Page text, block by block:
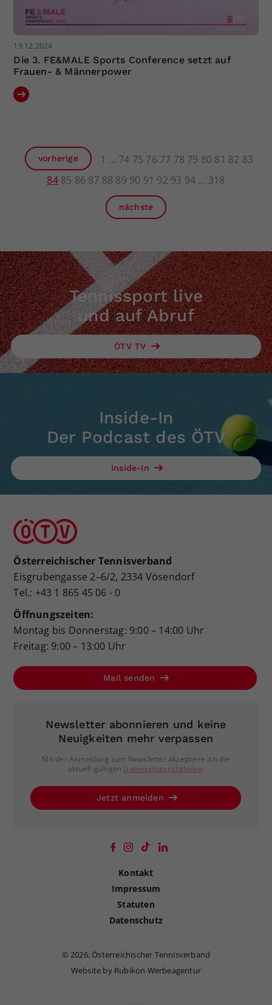
19.12.2024
Die 3. FE&MALE Sports Conference setzt auf
Frauen- & Männerpower
vorherige 1 74 75 76 77 78 79 80 81 82 83
84 85 86 87 88 89 90 91 92 93 94 318
nächste
Tennissport live
und auf Abruf
ÖTV TV
Inside-In
Der Podcast des ÖTV
Inside-In
Österreichischer Tennisverband
Eisgrubengasse 2–6/2, 2334 Vösendorf
Tel.: +43 1 865 45 06 - 0
Öffnungszeiten:
Montag bis Donnerstag: 9:00 – 14:00 Uhr
Freitag: 9:00 – 13:00 Uhr
Mail senden
Newsletter abonnieren und keine
Neuigkeiten mehr verpassen
Mit der Anmeldung zum Newsletter akzeptiere ich die
aktuell gültigen Datenschutzrichtlinien.
Jetzt anmelden
Kontakt
Impressum
Statuten
Datenschutz
©2026, Österreichischer Tennisverband
Website by Rubikon Werbeagentur